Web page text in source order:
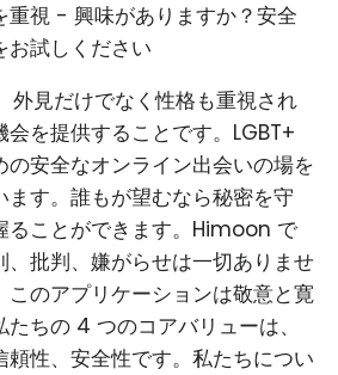
重視 - 興味がありますか？安全
お試しください
見だけでなく性格も重視され
会を提供することです。LGBT+
の安全なオンライン出会いの場を
す。誰もが望むなら秘密を守
ることができます。Himoon で
、批判、嫌がらせは一切ありませ
このアプリケーションは敬意と寛
ちの 4 つのコアバリューは、
頼性、安全性です。私たちについ